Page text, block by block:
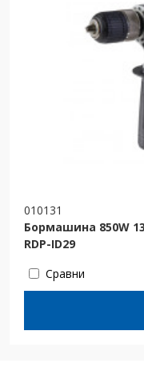
010131
Бормашина 850W
RDP-ID29
Сравни